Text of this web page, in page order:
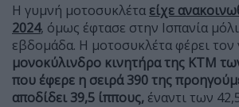
Η γυμνή μοτοσυκλέτα είχε
2024, όμως έφτασε στην Ισπανία
εβδομάδα. Η μοτοσυκλέτα φέρει
μονοκύλινδρο κινητήρα της KTM
που έφερε η σειρά 390 της
αποδίδει 39,5 ίππους, έναντι των